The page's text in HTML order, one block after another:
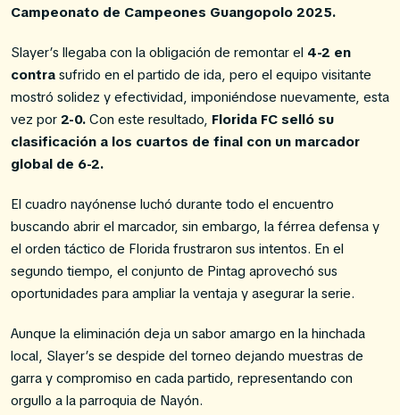
Campeonato de Campeones Guangopolo 2025.
Slayer’s llegaba con la obligación de remontar el 4-2 en
contra sufrido en el partido de ida, pero el equipo visitante
mostró solidez y efectividad, imponiéndose nuevamente, esta
vez por 2-0. Con este resultado, Florida FC selló su
clasificación a los cuartos de final con un marcador
global de 6-2.
El cuadro nayónense luchó durante todo el encuentro
buscando abrir el marcador, sin embargo, la férrea defensa y
el orden táctico de Florida frustraron sus intentos. En el
segundo tiempo, el conjunto de Pintag aprovechó sus
oportunidades para ampliar la ventaja y asegurar la serie.
Aunque la eliminación deja un sabor amargo en la hinchada
local, Slayer’s se despide del torneo dejando muestras de
garra y compromiso en cada partido, representando con
orgullo a la parroquia de Nayón.